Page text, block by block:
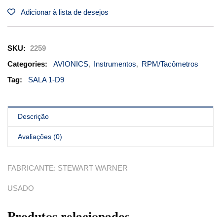
Adicionar à lista de desejos
SKU: 2259
Categories:
AVIONICS, Instrumentos, RPM/Tacômetros
Tag:
SALA 1-D9
Descrição
Avaliações (0)
FABRICANTE: STEWART WARNER
USADO